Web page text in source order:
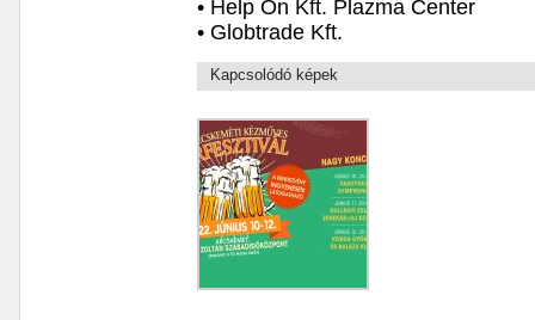
• Help On Kft. Plazma Center
• Globtrade Kft.
Kapcsolódó képek